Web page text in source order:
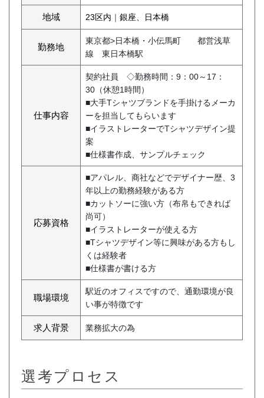
地域 23区内 ｜ 銀座、日本橋
勤務地
東京都>日本橋・小伝馬町 都営浅草
線 東日本橋駅
仕事内容
契約社員 ◇勤務時間：9：00～17：
30（休憩1時間）
■大手Tシャツブランドを手掛けるメーカ
ーを担当してもらいます
■イラストレーターでTシャツデザイン提
案
■仕様書作成、サンプルチェック
応募資格
■アパレル、商社などでデザイナー歴、3
年以上の勤務経験がある方
■カットソーに強い方（布帛もできれば
尚可）
■イラストレーターが使える方
■Tシャツデザイン等に興味がある方もし
くは経験者
■仕様書が書ける方
職場環境
駅近のオフィスですので、通勤環境が良
い事が特徴です
求人背景 業務拡大の為
選考プロセス